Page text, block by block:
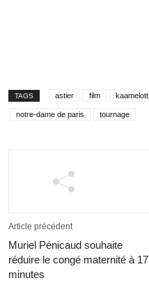
TAGS astier film kaamelott
notre-dame de paris tournage
Article précédent
Muriel Pénicaud souhaite
réduire le congé maternité à 17
minutes